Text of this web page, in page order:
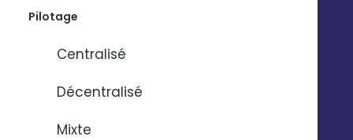
Pilotage
Centralisé
Décentralisé
Mixte